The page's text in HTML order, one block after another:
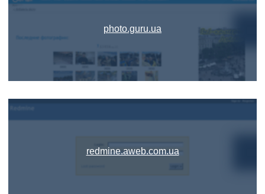
photo.guru.ua
redmine.aweb.com.ua